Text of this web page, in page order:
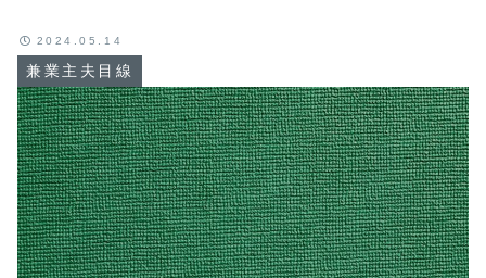
兼業主夫目線
2024.05.14